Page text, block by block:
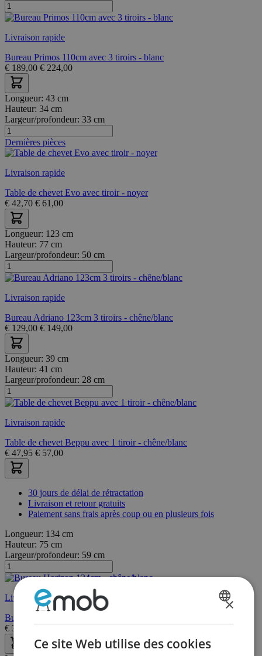
Livraison rapide
Bureau Primos 110cm avec 3 tiroirs - blanc
€ 189,00 € 224,00
Longueur: 43 cm
Hauteur: 34 cm
Largeur/profondeur: 33 cm
Dernières pièces
Livraison rapide
Table de chevet Evo avec tiroir - noyer
€ 42,70 € 61,00
Longueur: 123 cm
Hauteur: 77 cm
Largeur/profondeur: 50 cm
Livraison rapide
Bureau Adriano 123cm 3 tiroirs - chêne/blanc
€ 129,00 € 149,00
Longueur: 39 cm
Hauteur: 41 cm
Largeur/profondeur: 28 cm
Livraison rapide
Table de chevet Beppu avec 1 tiroir - chêne/blanc
€ 47,95 € 57,00
30 jours de délai de rétractation
Livraison et retour gratuits
Paiement sans frais après coup ou en plusieurs fois
Longueur: 134 cm
Hauteur: 75 cm
Largeur/profondeur: 59 cm
Livraison rapide
Bureau Horizon 134cm - chêne/blanc
€ 381,60
×
Ce site Web utilise des cookies